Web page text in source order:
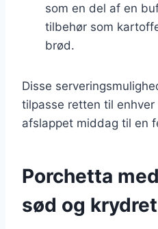
som en del af en
tilbehør som
brød.
Disse
tilpasse retten til
afslappet middag til en
Porchetta
sød og